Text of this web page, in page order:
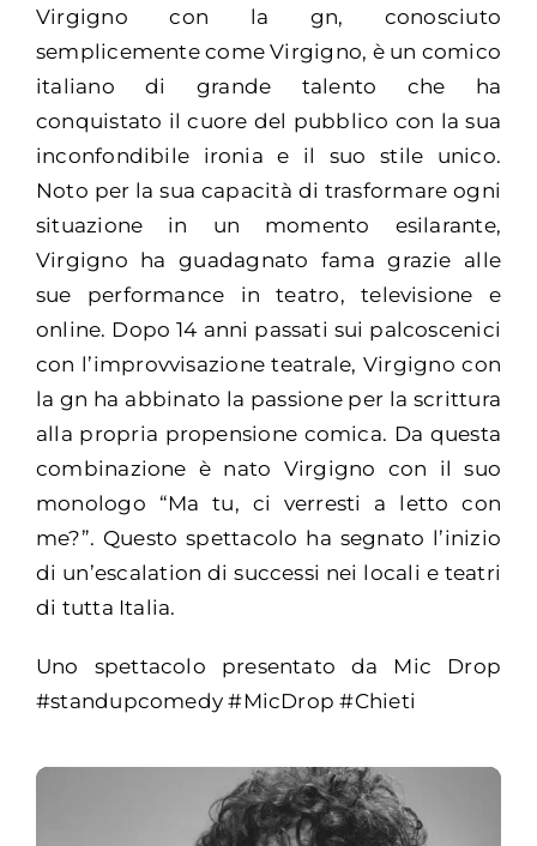
Virgigno con la gn, conosciuto
semplicemente come Virgigno, è un comico
italiano di grande talento che ha
conquistato il cuore del pubblico con la sua
inconfondibile ironia e il suo stile unico.
Noto per la sua capacità di trasformare ogni
situazione in un momento esilarante,
Virgigno ha guadagnato fama grazie alle
sue performance in teatro, televisione e
online. Dopo 14 anni passati sui palcoscenici
con l’improvvisazione teatrale, Virgigno con
la gn ha abbinato la passione per la scrittura
alla propria propensione comica. Da questa
combinazione è nato Virgigno con il suo
monologo “Ma tu, ci verresti a letto con
me?”. Questo spettacolo ha segnato l’inizio
di un’escalation di successi nei locali e teatri
di tutta Italia.
Uno spettacolo presentato da Mic Drop
#standupcomedy #MicDrop #Chieti